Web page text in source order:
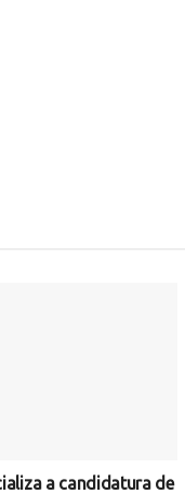
a candidatura de